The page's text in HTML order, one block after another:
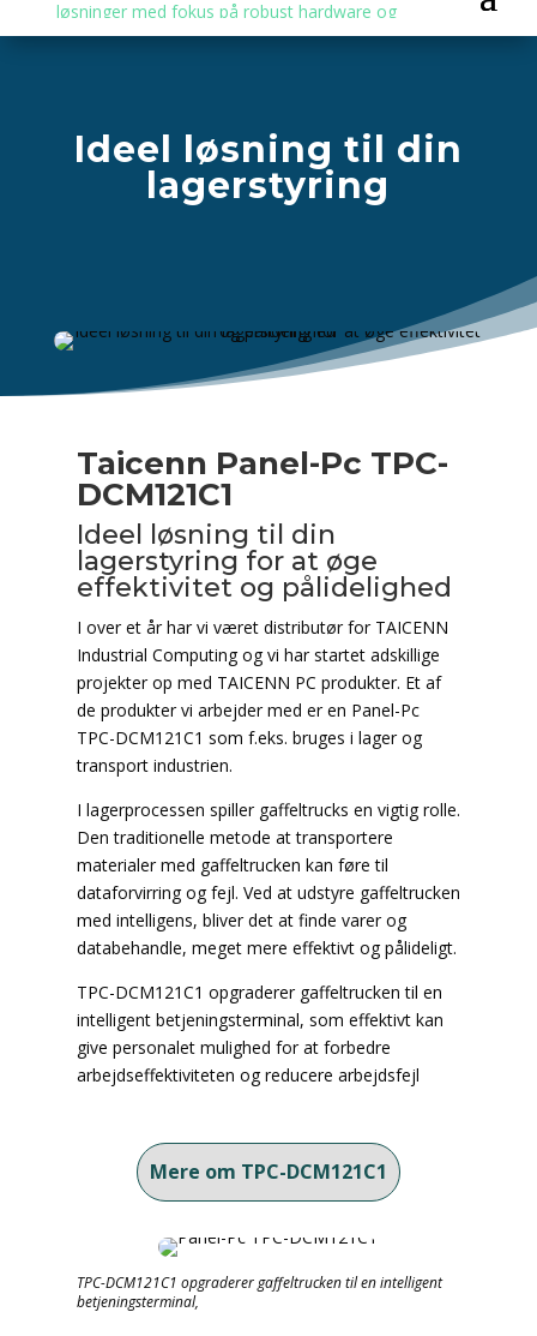
Ideel løsning til din
lagerstyring
Taicenn Panel-Pc TPC-
DCM121C1
Ideel løsning til din
lagerstyring for at øge
effektivitet og pålidelighed
I over et år har vi været distributør for TAICENN
Industrial Computing og vi har startet adskillige
projekter op med TAICENN PC produkter. Et af
de produkter vi arbejder med er en Panel-Pc
TPC-DCM121C1 som f.eks. bruges i lager og
transport industrien.
I lagerprocessen spiller gaffeltrucks en vigtig rolle.
Den traditionelle metode at transportere
materialer med gaffeltrucken kan føre til
dataforvirring og fejl. Ved at udstyre gaffeltrucken
med intelligens, bliver det at finde varer og
databehandle, meget mere effektivt og pålideligt.
TPC-DCM121C1 opgraderer gaffeltrucken til en
intelligent betjeningsterminal, som effektivt kan
give personalet mulighed for at forbedre
arbejdseffektiviteten og reducere arbejdsfejl
Mere om TPC-DCM121C1
TPC-DCM121C1 opgraderer gaffeltrucken til en intelligent
betjeningsterminal,